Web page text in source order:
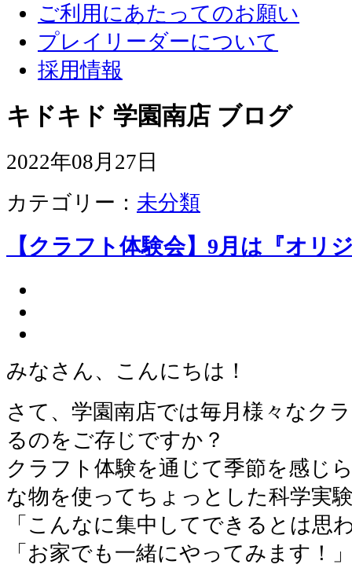
ご利用にあたってのお願い
プレイリーダーについて
採用情報
キドキド 学園南店 ブログ
2022年08月27日
カテゴリー： 未分類
【クラフト体験会】9月は『オリ
みなさん、こんにちは！
さて、学園南店では毎月様々なク
るのをご存じですか？
クラフト体験を通じて季節を感じ
な物を使ってちょっとした科学実
「こんなに集中してできるとは思
「お家でも一緒にやってみます！